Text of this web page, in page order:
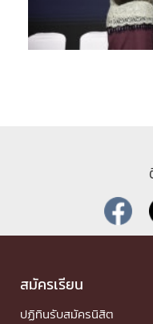
สมัครเรียน
ปฏิทินรับสมัครนิสิต